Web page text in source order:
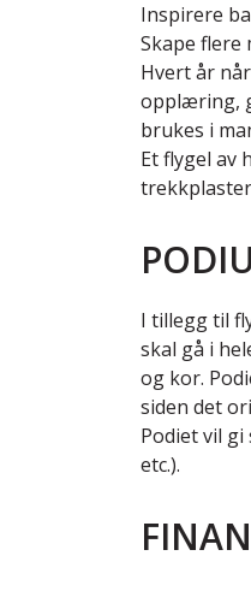
Inspirere
Skape flere
Hvert år
opplæring,
brukes i
Et flygel av
I tillegg til
skal gå i
og kor.
siden det
Podiet vil
etc.).